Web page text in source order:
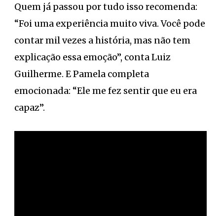
Quem já passou por tudo isso recomenda:
“Foi uma experiência muito viva. Você pode
contar mil vezes a história, mas não tem
explicação essa emoção”, conta Luiz
Guilherme. E Pamela completa
emocionada: “Ele me fez sentir que eu era
capaz”.